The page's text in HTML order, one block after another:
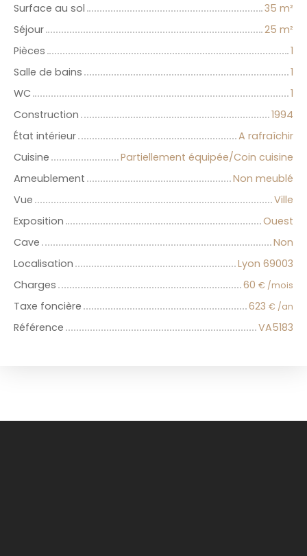
Surface au sol
35 m²
Séjour
25 m²
Pièces
1
Salle de bains
1
WC
1
Construction
1994
État intérieur
A rafraîchir
Cuisine
Partiellement équipée/Coin cuisine
Ameublement
Non meublé
Vue
Ville
Exposition
Ouest
Cave
Non
Localisation
Lyon 69003
Charges
60 € /mois
Taxe foncière 623 € /an
Référence VA5183